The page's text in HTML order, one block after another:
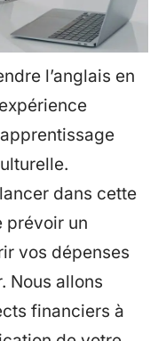
l’anglais en
dans cette
prévoir un
vos dépenses
Nous allons
financiers à